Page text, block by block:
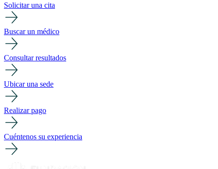
Solicitar una cita
Buscar un médico
Consultar resultados
Ubicar una sede
Realizar pago
Cuéntenos su experiencia